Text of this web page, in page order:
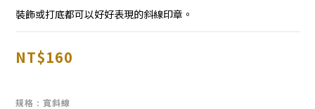
裝飾或打底都可以好好表現的斜線印章。
NT$160
規格 : 寬斜線